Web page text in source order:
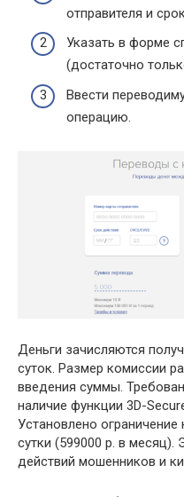
отправителя и
Указать в форме
(достаточно
Ввести
операцию.
Деньги зачисляются
суток. Размер комиссии
введения суммы.
наличие функции 3D-
Установлено
сутки (599000 р. в
действий мошенников и